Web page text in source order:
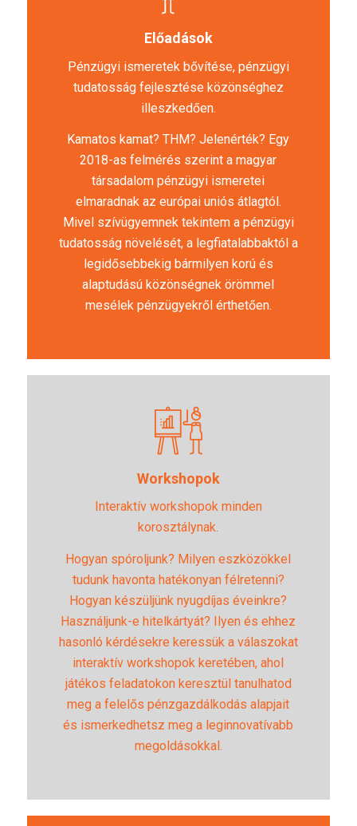
Előadások
Pénzügyi ismeretek bővítése, pénzügyi
tudatosság fejlesztése közönséghez
illeszkedően.
Kamatos kamat? THM? Jelenérték? Egy
2018-as felmérés szerint a magyar
társadalom pénzügyi ismeretei
elmaradnak az európai uniós átlagtól.
Mivel szívügyemnek tekintem a pénzügyi
tudatosság növelését, a legfiatalabbaktól a
legidősebbekig bármilyen korú és
alaptudású közönségnek örömmel
mesélek pénzügyekről érthetően.
Workshopok
Interaktív workshopok minden
korosztálynak.
Hogyan spóroljunk? Milyen eszközökkel
tudunk havonta hatékonyan félretenni?
Hogyan készüljünk nyugdíjas éveinkre?
Használjunk-e hitelkártyát? Ilyen és ehhez
hasonló kérdésekre keressük a válaszokat
interaktív workshopok keretében, ahol
játékos feladatokon keresztül tanulhatod
meg a felelős pénzgazdálkodás alapjait
és ismerkedhetsz meg a leginnovatívabb
megoldásokkal.